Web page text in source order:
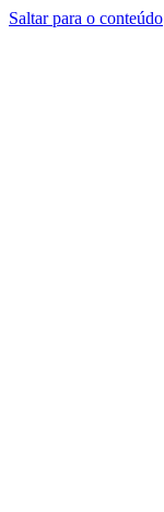
Saltar para o conteúdo